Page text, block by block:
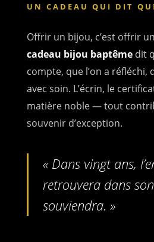
UN CADEAU QUI DIT
Offrir un bijou, c’est offrir
cadeau bijou baptêmedit
compte, que l’on a réfléchi,
avec soin. L’écrin, le
matière noble — tout
souvenir d’exception.
« Dans vingt ans,
retrouvera dans
souviendra. »